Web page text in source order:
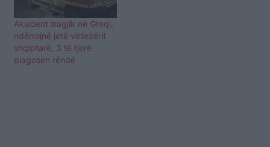
Aksident tragjik në Greqi,
ndërrojnë jetë vëllezërit
shqiptarë, 3 të tjerë
plagosen rëndë